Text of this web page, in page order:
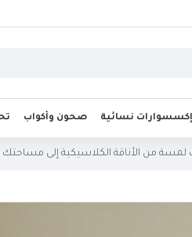
إكسسوارات نسائية صحون وأكواب
من الأناقة الكلاسيكية إلى مساحتك